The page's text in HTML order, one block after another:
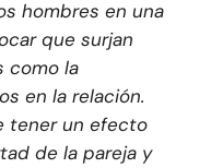
hombres en una
que surjan
como la
en la relación.
tener un efecto
de la pareja y